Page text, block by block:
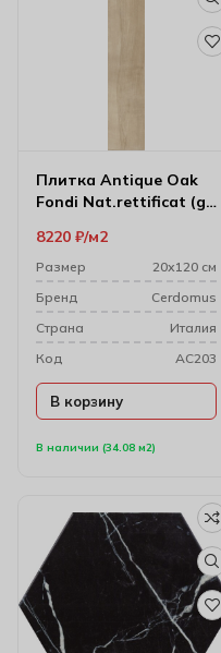
Плитка Antique Oak
Fondi Nat.rettificat (gl)
В наличии (34.08 м2)
8220 ₽ м2
Размер
20х120 см
Бренд
Cerdomus
Cтрана
Италия
Код
AC203
В корзину